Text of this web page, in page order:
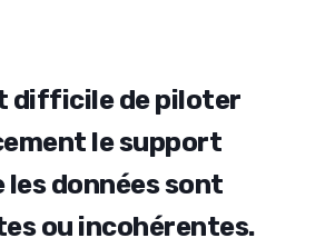
difficile depiloter
ement lesupport
les donnéessont
es ou incohérentes.